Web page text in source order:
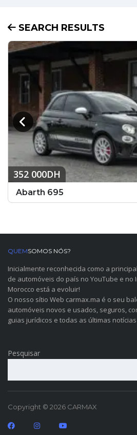
SEARCH RESULTS
352 000DH
Abarth 695
QUEMSOMOS NÓS?
Inicialmente reconhecida como a
de automóveis do país no YouTube e no
Morocco está a evoluir!
O nosso sítio Web carmax.ma é o seu
automóveis novos e usados, seguros,
guias jurídicos e todas as últimas
Pesquisar
Copyright © 2026 CARMAX